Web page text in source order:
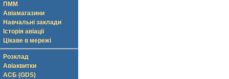
ПММ
Авіамагазини
Навчальні заклади
Історія авіації
Цікаве в мережі
Розклад
Авіаквитки
АСБ (GDS)